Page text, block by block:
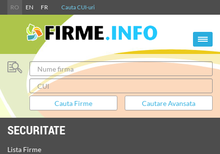
RO EN FR Cauta CUI-uri
SECURITATE
Lista Firme